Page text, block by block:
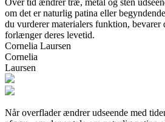
om det er naturlig patina eller
du vurderer materialers funktion, bevarer
forlænger deres levetid.
Cornelia Laursen
Cornelia
Laursen
Når overflader ændrer udseende med